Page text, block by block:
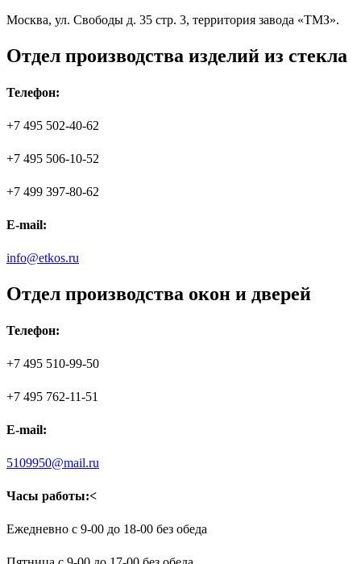
Москва, ул. Свободы д. 35 стр. 3, территория завода «ТМЗ».
Отдел производства изделий из стекла
Телефон:
+7 495 502-40-62
+7 495 506-10-52
+7 499 397-80-62
E-mail:
info@etkos.ru
Отдел производства окон и дверей
Телефон:
+7 495 510-99-50
+7 495 762-11-51
E-mail:
5109950@mail.ru
Часы работы:<
Ежедневно с 9-00 до 18-00 без обеда